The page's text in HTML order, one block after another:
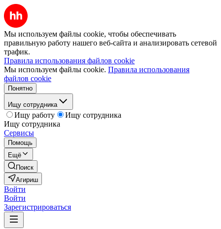
Мы используем файлы cookie, чтобы обеспечивать
правильную работу нашего веб-сайта и анализировать сетевой
трафик.
Правила использования файлов cookie
Мы используем файлы cookie. Правила использования
файлов cookie
Понятно
Ищу сотрудника
Ищу работу
Ищу сотрудника
Ищу сотрудника
Сервисы
Помощь
Ещё
Поиск
Агириш
Войти
Войти
Зарегистрироваться